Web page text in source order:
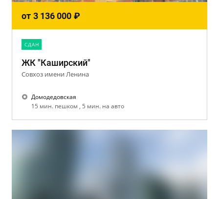
от 3 136 000 ₽
CДАН
ЖК "Каширский"
Совхоз имени Ленина
Домодедовская
15 мин. пешком , 5 мин. на авто